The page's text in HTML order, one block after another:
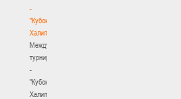
-
"Кубок
Халипского"
Международный
турнир
-
"Кубок
Халипского"